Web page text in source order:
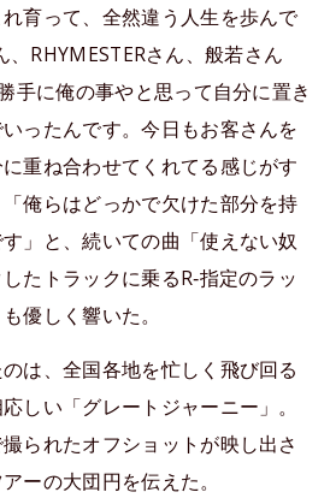
育って、全然違う人生を歩んで
RHYMESTERさん、般若さん
手に俺の事やと思って自分に置き
ったんです。今日もお客さんを
重ね合わせてくれてる感じがす
俺らはどっかで欠けた部分を持
」と、続いての曲「使えない奴
たトラックに乗るR‐指定のラッ
優しく響いた。
は、全国各地を忙しく飛び回る
しい「グレートジャーニー」。
られたオフショットが映し出さ
ーの大団円を伝えた。